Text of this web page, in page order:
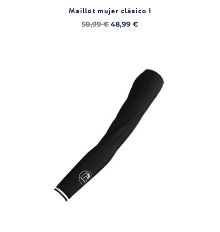
Maillot mujer clásico I
50,99€El
48,99€El
48,99 €.